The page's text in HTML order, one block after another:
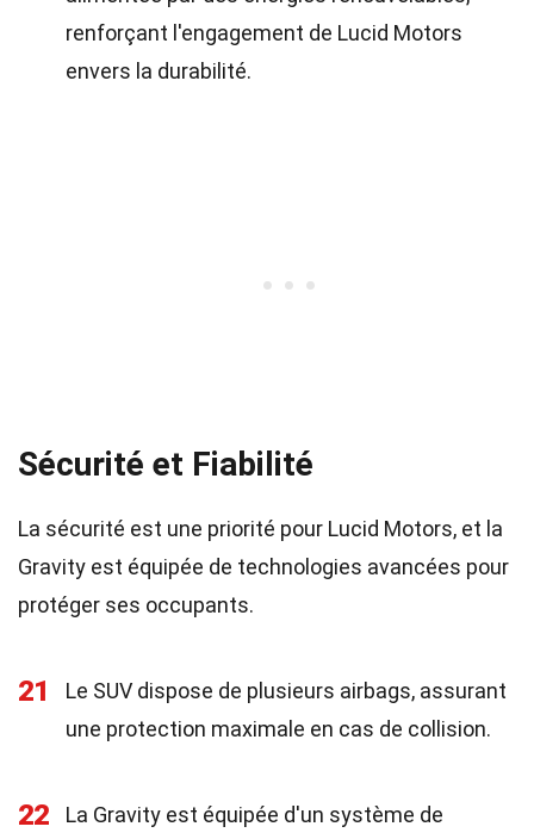
renforçant l'engagement de Lucid Motors
envers la durabilité.
Sécurité et Fiabilité
La sécurité est une priorité pour Lucid Motors, et la
Gravity est équipée de technologies avancées pour
protéger ses occupants.
21
Le SUV dispose de plusieurs airbags, assurant
une protection maximale en cas de collision.
22
La Gravity est équipée d'un système de